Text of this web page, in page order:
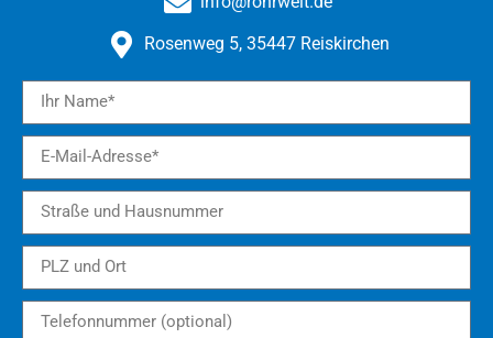
Rosenweg 5, 35447 Reiskirchen